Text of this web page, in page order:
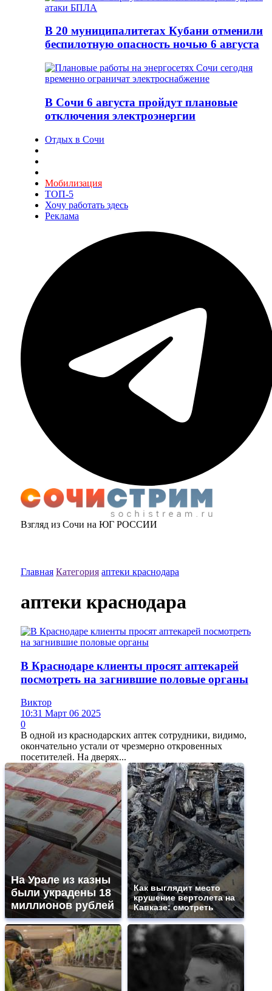
В 20 муниципалитетах Кубани отменили
беспилотную опасность ночью 6 августа
В Сочи 6 августа пройдут плановые
отключения электроэнергии
Отдых в Сочи
Мобилизация
ТОП-5
Хочу работать здесь
Реклама
Взгляд из Сочи на ЮГ РОССИИ
Главная Категория аптеки краснодара
аптеки краснодара
В Краснодаре клиенты просят аптекарей
посмотреть на загнившие половые органы
Виктор
10:31 Март 06 2025
0
В одной из краснодарских аптек сотрудники, видимо,
окончательно устали от чрезмерно откровенных
посетителей. На дверях...
На Урале из казны
были украдены 18
миллионов рублей
Как выглядит место
крушение вертолета на
Кавказе: смотреть